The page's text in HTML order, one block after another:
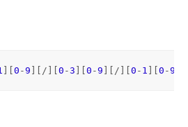
][0 -9 ][/][0 -3 ][0 -9 ][/][0 - 1 ][0 -9